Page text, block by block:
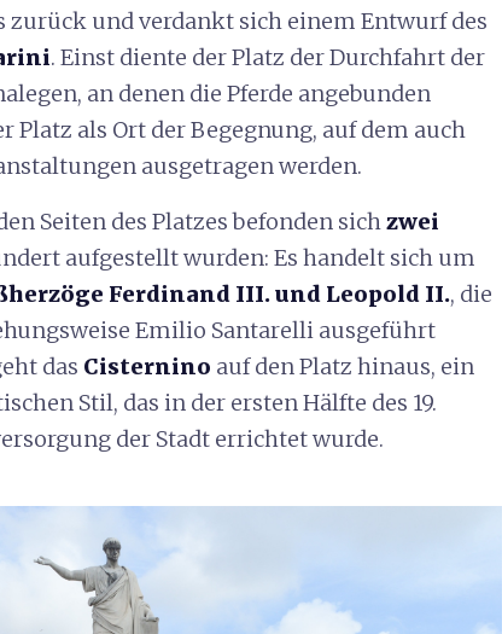
zurück und verdankt sich einem Entwurf des
. Einst diente der Platz der Durchfahrt der
an denen die Pferde angebunden
Platz als Ort der Begegnung, auf dem auch
ausgetragen werden.
Seiten des Platzes befonden sichzwei
aufgestellt wurden: Es handelt sich um
Ferdinand III. und Leopold II., die
Emilio Santarelli ausgeführt
das Cisternino auf den Platz hinaus, ein
Stil, das in der ersten Hälfte des 19.
der Stadt errichtet wurde.